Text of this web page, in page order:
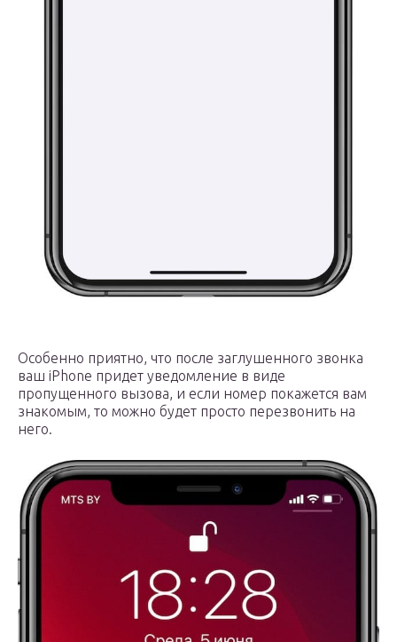
Особенно приятно, что после заглушенного звонка
ваш iPhone придет уведомление в виде
пропущенного вызова, и если номер покажется вам
знакомым, то можно будет просто перезвонить на
него.